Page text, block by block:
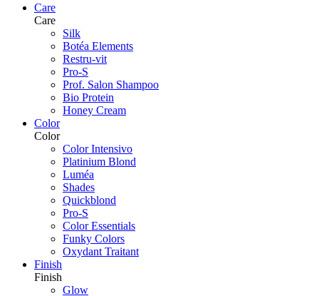
Care
Care
Silk
Botéa Elements
Restru-vit
Pro-S
Prof. Salon Shampoo
Bio Protein
Honey Cream
Color
Color
Color Intensivo
Platinium Blond
Luméa
Shades
Quickblond
Pro-S
Color Essentials
Funky Colors
Oxydant Traitant
Finish
Finish
Glow